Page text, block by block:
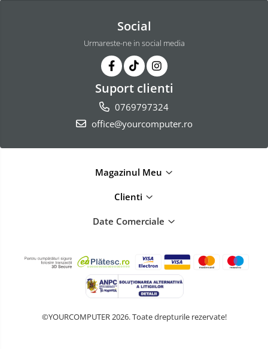
Social
Urmareste-ne in social media
Suport clienti
0769797324
office@yourcomputer.ro
Magazinul Meu
Clienti
Date Comerciale
©YOURCOMPUTER 2026. Toate drepturile rezervate!